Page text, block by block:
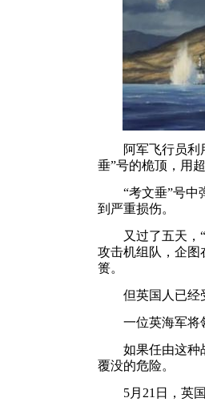
阿军飞行员利用
垂”号的桅顶，用
“考文垂”号中弹
到严重损伤。
又过了五天，“
攻击机组队，企图
篑。
但英国人已经受
一位英海军将
如果任由这种战
覆没的危险。
5月21日，英国